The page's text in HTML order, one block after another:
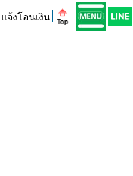
แจ้งโอนเงิน